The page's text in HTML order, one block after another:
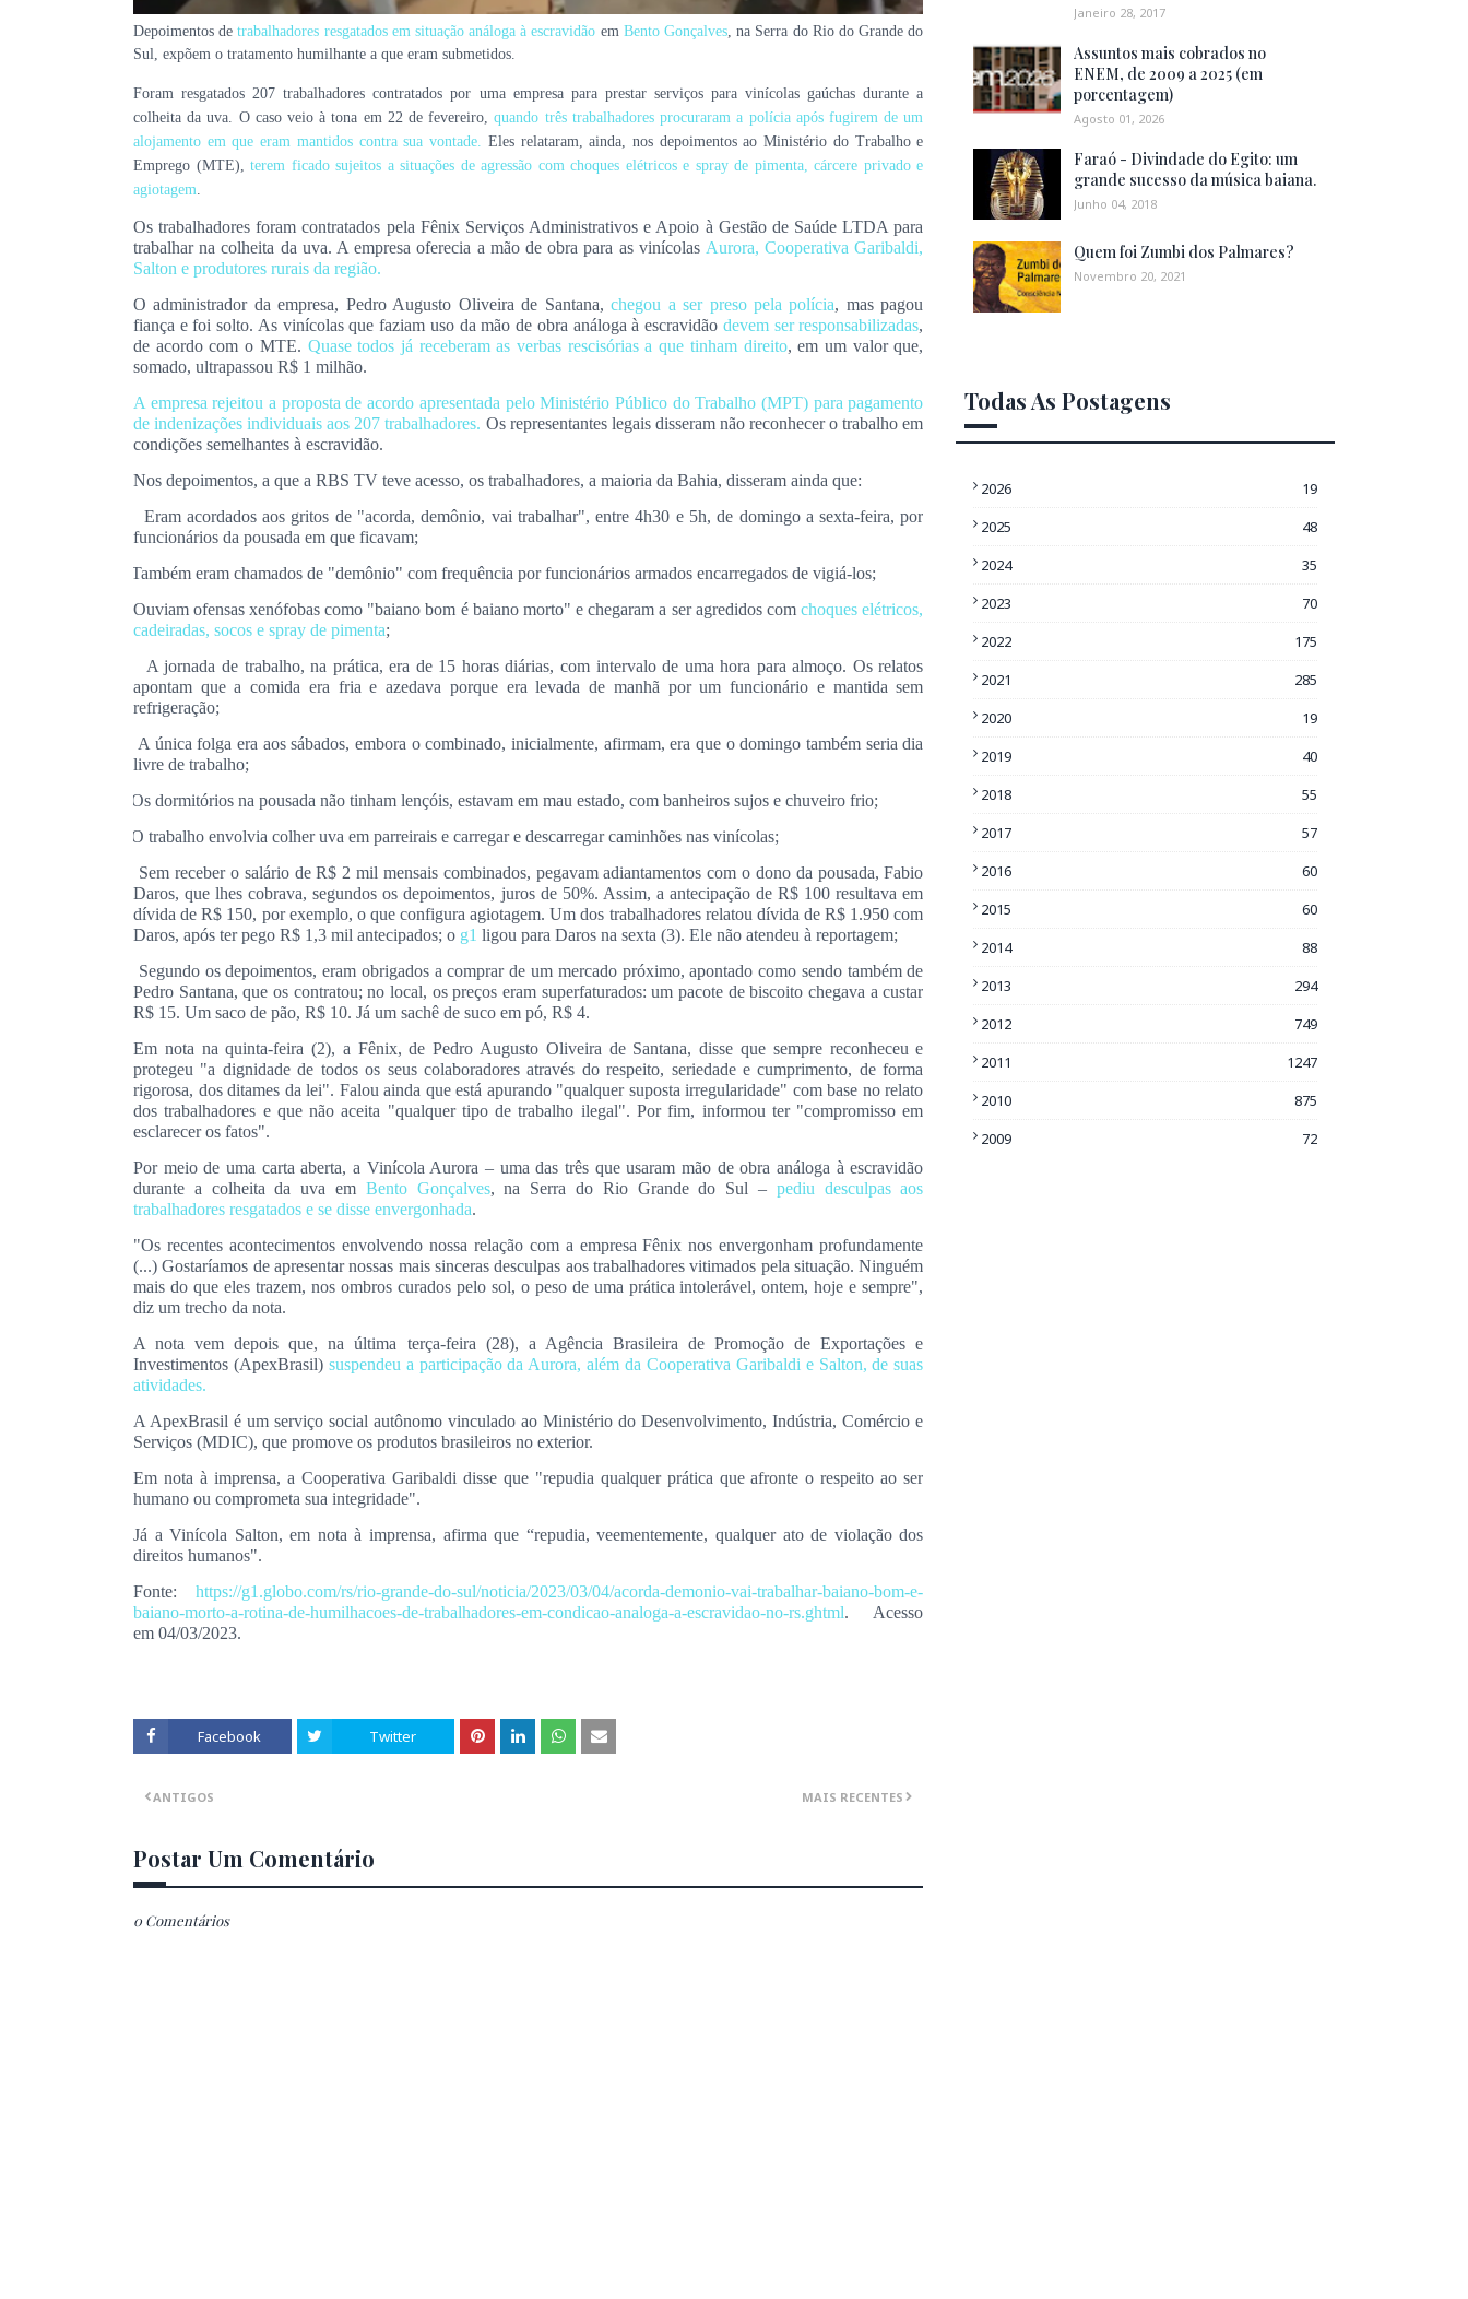
Depoimentos detrabalhadores resgatados em situação análoga à escravidão em Bento Gonçalves , na Serra do Rio do Grande do
Sul, expõem o tratamento humilhante a que eram submetidos
Foram resgatados 207 trabalhadores contratados por uma empresa para prestar serviços para vinícolas gaúchas durante a
colheita da uva. O caso veio à tona em 22 de fevereiro,quando três trabalhadores procuraram a polícia após fugirem de um
alojamento em que eram mantidos contra sua vontade.
Eles relataram, ainda, nos depoimentos ao Ministério do Trabalho e
Emprego (MTE),terem ficado sujeitos a situações de agressão com choques elétricos e spray de pimenta, cárcere privado e
agiotagem
Os trabalhadores foram contratados pela Fênix Serviços Administrativos e Apoio à Gestão de Saúde LTDA para
trabalhar na colheita da uva. A empresa oferecia a mão de obra para as vinícolas Aurora, Cooperativa Garibaldi,
Salton e produtores rurais da região.
O administrador da empresa, Pedro Augusto Oliveira de Santana, chegou a ser preso pela polícia, mas pagou
fiança e foi solto. As vinícolas que faziam uso da mão de obra análoga à escravidão devem ser responsabilizadas,
de acordo com o MTE. Quase todos já receberam as verbas rescisórias a que tinham direito, em um valor que,
somado, ultrapassou R$ 1 milhão.
A empresa rejeitou a proposta de acordo apresentada pelo Ministério Público do Trabalho (MPT) para pagamento
de indenizações individuais aos 207 trabalhadores. Os representantes legais disseram não reconhecer o trabalho em
condições semelhantes à escravidão.
Nos depoimentos, a que a RBS TV teve acesso, os trabalhadores, a maioria da Bahia, disseram ainda que:
Eram acordados aos gritos de "acorda, demônio, vai trabalhar", entre 4h30 e 5h, de domingo a sexta-feira, por
funcionários da pousada em que ficavam;
Também eram chamados de "demônio" com frequência por funcionários armados encarregados de vigiá-los;
Ouviam ofensas xenófobas como "baiano bom é baiano morto" e chegaram a ser agredidos comchoques elétricos,
cadeiradas, socos e spray de pimenta;
A jornada de trabalho, na prática, era de 15 horas diárias, com intervalo de uma hora para almoço. Os relatos
apontam que a comida era fria e azedava porque era levada de manhã por um funcionário e mantida sem
refrigeração;
A única folga era aos sábados, embora o combinado, inicialmente, afirmam, era que o domingo também seria dia
livre de trabalho;
Os dormitórios na pousada não tinham lençóis, estavam em mau estado, com banheiros sujos e chuveiro frio;
O trabalho envolvia colher uva em parreirais e carregar e descarregar caminhões nas vinícolas;
Sem receber o salário de R$ 2 mil mensais combinados, pegavam adiantamentos com o dono da pousada, Fabio
Daros,que lhes cobrava, segundos os depoimentos, juros de 50%. Assim, a antecipação de R$ 100 resultava em
dívida de R$ 150, por exemplo, o que configura agiotagem. Um dos trabalhadores relatou dívida de R$ 1.950 com
Daros, após ter pego R$ 1,3 mil antecipados; o g1 ligou para Daros na sexta (3). Ele não atendeu à reportagem;
Segundo os depoimentos, eram obrigados a comprar de um mercado próximo, apontado como sendo também de
Pedro Santana, que os contratou; no local, os preços eram superfaturados: um pacote de biscoito chegava a custar
R$ 15. Um saco de pão, R$ 10. Já um sachê de suco em pó, R$ 4.
Em nota na quinta-feira (2), a Fênix, de Pedro Augusto Oliveira de Santana, disse que sempre reconheceu e
protegeu "a dignidade de todos os seus colaboradores através do respeito, seriedade e cumprimento, de forma
rigorosa, dos ditames da lei". Falou ainda que está apurando "qualquer suposta irregularidade" com base no relato
dos trabalhadores e que não aceita "qualquer tipo de trabalho ilegal". Por fim, informou ter "compromisso em
esclarecer os fatos".
Por meio de uma carta aberta, a Vinícola Aurora – uma das três que usaram mão de obra análoga à escravidão
durante a colheita da uva em Bento Gonçalves, na Serra do Rio Grande do Sul – pediu desculpas aos
trabalhadores resgatados e se disse envergonhada.
"Os recentes acontecimentos envolvendo nossa relação com a empresa Fênix nos envergonham profundamente
(...) Gostaríamos de apresentar nossas mais sinceras desculpas aos trabalhadores vitimados pela situação. Ninguém
mais do que eles trazem, nos ombros curados pelo sol, o peso de uma prática intolerável, ontem, hoje e sempre",
diz um trecho da nota.
A nota vem depois que, na última terça-feira (28), a Agência Brasileira de Promoção de Exportações e
Investimentos (ApexBrasil) suspendeu a participação da Aurora, além da Cooperativa Garibaldi e Salton, de suas
atividades.
A ApexBrasil é um serviço social autônomo vinculado ao Ministério do Desenvolvimento, Indústria, Comércio e
Serviços (MDIC), que promove os produtos brasileiros no exterior.
Em nota à imprensa, a Cooperativa Garibaldi disse que "repudia qualquer prática que afronte o respeito ao ser
humano ou comprometa sua integridade".
Já a Vinícola Salton, em nota à imprensa, afirma que “repudia, veementemente, qualquer ato de violação dos
direitos humanos".
Fonte:https://g1.globo.com/rs/rio-grande-do-sul/noticia/2023/03/04/acorda-demonio-vai-trabalhar-baiano-bom-e-
baiano-morto-a-rotina-de-humilhacoes-de-trabalhadores-em-condicao-analoga-a-escravidao-no-rs.ghtml. Acesso
em 04/03/2023.
Facebook Twitter
MAIS RECENTES
ANTIGOS
Postar Um Comentário
0 Comentários
Janeiro 28, 2017
Assuntos mais cobrados no
ENEM, de 2009 a 2025 (em
porcentagem)
Agosto 01, 2026
Faraó - Divindade do Egito: um
grande sucesso da música baiana.
Junho 04, 2018
Quem foi Zumbi dos Palmares?
Novembro 20, 2021
Todas As Postagens
2026
19
2025
48
2024
35
2023
70
2022
175
2021
285
2020
19
2019
40
2018
55
2017
57
2016
60
2015
60
2014
88
2013
294
2012
749
2011
1247
2010
875
2009
72